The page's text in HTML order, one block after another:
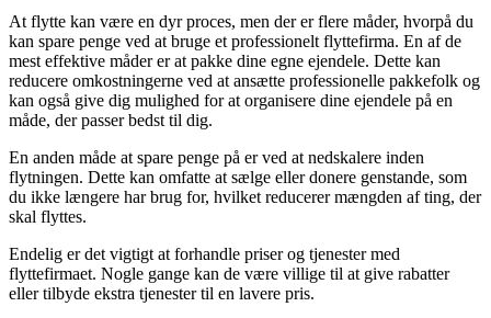
At flytte kan være en dyr proces, men der er flere måder, hvorpå du
kan spare penge ved at bruge et professionelt flyttefirma. En af de
mest effektive måder er at pakke dine egne ejendele. Dette kan
reducere omkostningerne ved at ansætte professionelle pakkefolk og
kan også give dig mulighed for at organisere dine ejendele på en
måde, der passer bedst til dig.
En anden måde at spare penge på er ved at nedskalere inden
flytningen. Dette kan omfatte at sælge eller donere genstande, som
du ikke længere har brug for, hvilket reducerer mængden af ting, der
skal flyttes.
Endelig er det vigtigt at forhandle priser og tjenester med
flyttefirmaet. Nogle gange kan de være villige til at give rabatter
eller tilbyde ekstra tjenester til en lavere pris.